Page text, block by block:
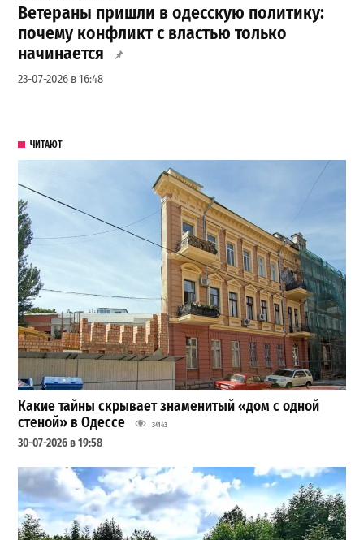
Ветераны пришли в одесскую политику:
почему конфликт с властью только
начинается
23-07-2026 в 16:48
ЧИТАЮТ
Какие тайны скрывает знаменитый «дом с одной
стеной» в Одессе
34143
30-07-2026 в 19:58